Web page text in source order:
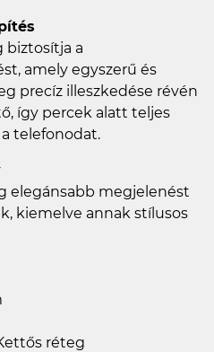
biztosítja a
amely egyszerű és
precíz illeszkedése révén
így percek alatt teljes
telefonodat.
elegánsabb megjelenést
kiemelve annak stílusos
réteg